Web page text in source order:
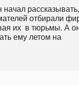
отбирали
их  в тюрьмы. А
ему летом на